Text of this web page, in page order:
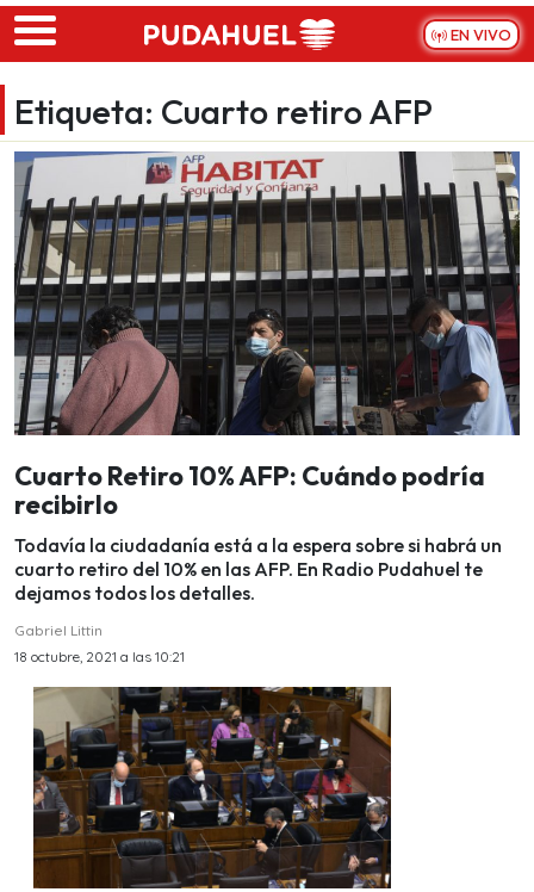
Skip to main content
EN VIVO
Etiqueta: Cuarto retiro AFP
Cuarto Retiro 10% AFP: Cuándo podría
recibirlo
Todavía la ciudadanía está a la espera sobre si habrá un
cuarto retiro del 10% en las AFP. En Radio Pudahuel te
dejamos todos los detalles.
Gabriel Littin
18 octubre, 2021 a las 10:21